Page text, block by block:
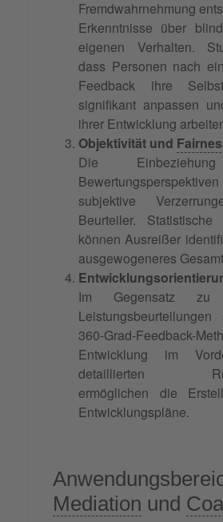
Fremdwahrnehmung
Erkenntnisse über
eigenen Verhalten.
dass Personen nach
Feedback ihre
signifikant anpassen
ihrer Entwicklung
Objektivität und
Die
subjektive
Beurteiler. Statistische
können Ausreißer
ausgewogeneres
Im Gegensatz zu
360-Grad-
Entwicklung im
detaillierten
ermöglichen die
Entwicklungspläne.
Mediation und